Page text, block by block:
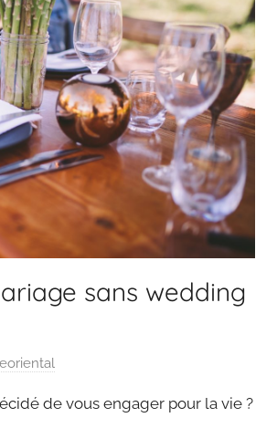
sans wedding
de vous engager pour la vie ?